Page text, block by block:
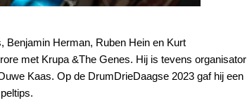
Benjamin Herman, Ruben Hein en Kurt
met Krupa &The Genes. Hij is tevens organisator
Kaas. Op de DrumDrieDaagse 2023 gaf hij een